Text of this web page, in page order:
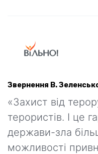
Звернення В.
«Захист від
терористів. І це
держави-зла
можливості